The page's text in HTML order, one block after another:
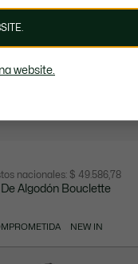
nacionales: $ 49.586,78
Algodón Bouclette
NEW IN
website.